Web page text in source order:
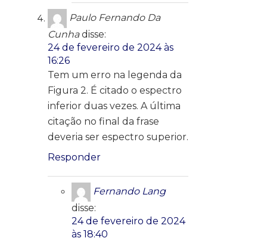
Paulo Fernando Da
Cunha disse:
24 de fevereiro de 2024 às
16:26
Tem um erro na legenda da
Figura 2. É citado o espectro
inferior duas vezes. A última
citação no final da frase
deveria ser espectro superior.
Responder
Fernando Lang
disse:
24 de fevereiro de 2024
às 18:40